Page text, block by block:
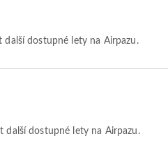
další dostupné lety na Airpazu.
další dostupné lety na Airpazu.